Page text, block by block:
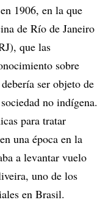
1906, en la que
de Río de Janeiro
que las
sobre
ser objeto de
no indígena.
para tratar
una época en la
a levantar vuelo
uno de los
en Brasil.